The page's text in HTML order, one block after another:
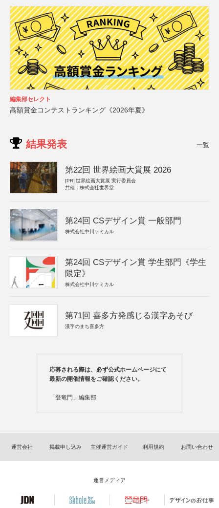
編集部セレクト
高額賞金コンテストランキング《2026年夏》
結果発表 一覧
第22回 世界絵画大賞展 2026
[PR] 世界絵画大賞展 実行委員会
共催：株式会社世界堂
第24回 CSデザイン賞 一般部門
株式会社中川ケミカル
第24回 CSデザイン賞 学生部門《学生
限定》
株式会社中川ケミカル
第71回 喜多方発感じる漢字あそび
漢字のまち喜多方
応募される際は、必ず公式ホームページにて
最新の開催情報をご確認ください。
「登竜門」編集部
運営会社 掲載申し込み 主催運営ガイド 利用規約 お問い合わせ
運営メディア